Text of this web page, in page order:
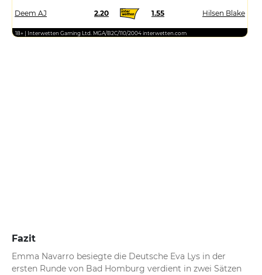
Deem AJ 2.20 1.55 Hilsen Blake
18+ | Interwetten Gaming Ltd. MGA/B2C/110/2004 interwetten.com
Fazit
Emma Navarro besiegte die Deutsche Eva Lys in der
ersten Runde von Bad Homburg verdient in zwei Sätzen